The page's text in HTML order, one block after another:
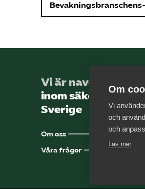
Vi är navet för
inom
Sverige
Om oss
Våra frågor
Om
Vi
och
och
Läs mer